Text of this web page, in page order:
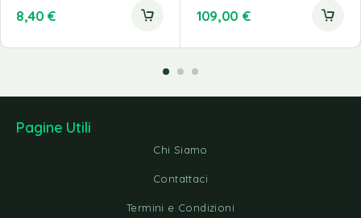
8,40€ 109,00 €
Pagine Utili
Chi Siamo
Contattaci
Termini e Condizioni